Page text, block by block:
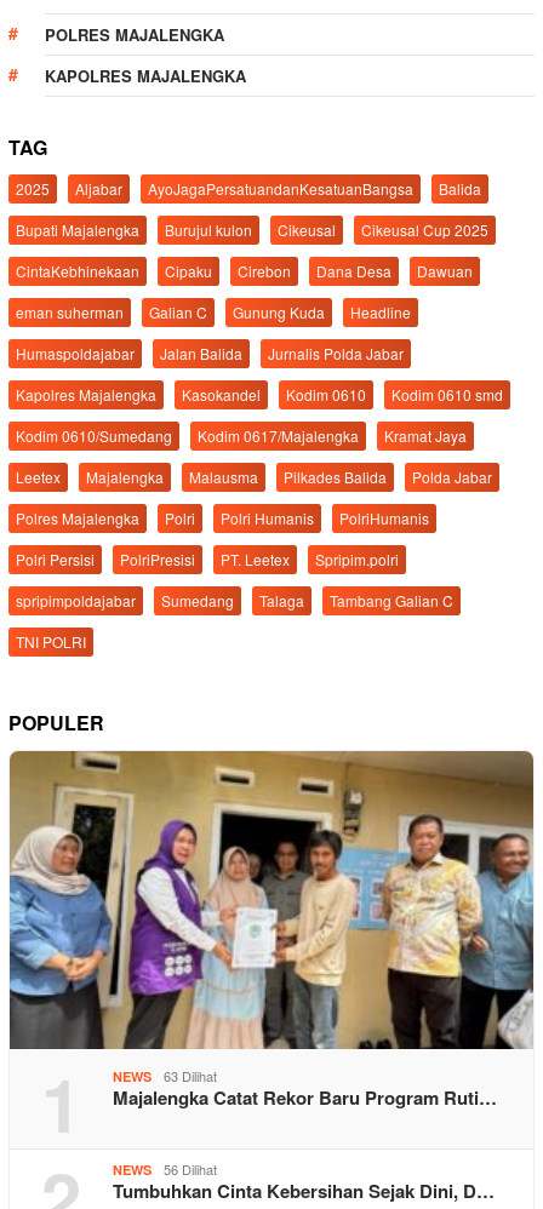
POLRES MAJALENGKA
KAPOLRES MAJALENGKA
TAG
2025 Aljabar AyoJagaPersatuandanKesatuanBangsa
Balida
Bupati Majalengka
Burujul kulon Cikeusal
Cikeusal Cup 2025
CintaKebhinekaan
Cipaku Cirebon Dana Desa
Dawuan
eman suherman
Galian C Gunung Kuda
Headline
Humaspoldajabar
Jalan Balida
Jurnalis Polda Jabar
Kapolres Majalengka
Kasokandel Kodim 0610
Kodim 0610 smd
Kodim 0610/Sumedang
Kodim 0617/Majalengka
Kramat Jaya
Leetex
Majalengka Malausma Pilkades Balida
Polda Jabar
Polres Majalengka
Polri Polri Humanis
PolriHumanis
Polri Persisi
PolriPresisi PT. Leetex
Spripim.polri
spripimpoldajabar
Sumedang Talaga
Tambang Galian C
TNI POLRI
POPULER
1 NEWS 63 Dilihat
Majalengka Catat Rekor Baru Program Ruti…
NEWS 56 Dilihat
Tumbuhkan Cinta Kebersihan Sejak Dini, D…